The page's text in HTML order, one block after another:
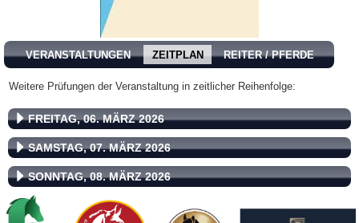
VERANSTALTUNGEN ZEITPLAN REITER / PFERDE
Weitere Prüfungen der Veranstaltung in zeitlicher Reihenfolge:
FREITAG, 06. MÄRZ 2026
SAMSTAG, 07. MÄRZ 2026
SONNTAG, 08. MÄRZ 2026